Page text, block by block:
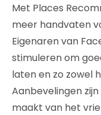
Met Places
meer handvaten
Eigenaren van
stimuleren om
laten en zo zowel
Aanbevelingen
maakt van het